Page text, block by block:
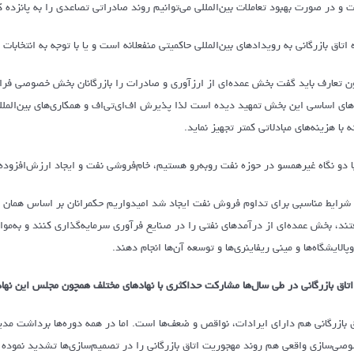
و در صورت بهبود تعاملات بین‌المللی می‌توانیم روند صادراتی تصاعدی را به
اتاق بازرگانی به رویدادهای بین‌المللی حاکمیتی منفعلانه است و یا با توجه به
تعارف باید گفت بخش عمده‌ای از ارزآوری و صادرات را بازرگانان بخش خصوصی
اساسی این بخش تمهید دیده است لذا پذیرش اف‌ای‌تی‌اف و همکاری‌های
با هزینه‌های مبادلاتی کمتر تجهیز نماید.
دو نگاه غیرهمسو در حوزه نفت روبه‌رو هستیم، خام‌فروشی نفت و ایجاد
شرایط مناسبی برای تداوم فروش نفت ایجاد شد امیدواریم حکمرانان بر اساس
بخش عمده‌ای از درآمدهای نفتی را در صنایع فرآوری سرمایه‌گذاری کنند و
و مینی ریفاینری‌ها و توسعه آن‌ها انجام دهند.
اتاق بازرگانی در طی سال‌ها مشارکت حداکثری با نهادهای مختلف همچون مجلس این
بازرگانی هم دارای ایرادات، نواقص و ضعف‌ها است. اما در همه دوره‌ها برداشت
واقعی هم روند مهجوریت اتاق بازرگانی را در تصمیم‌سازی‌ها تشدید